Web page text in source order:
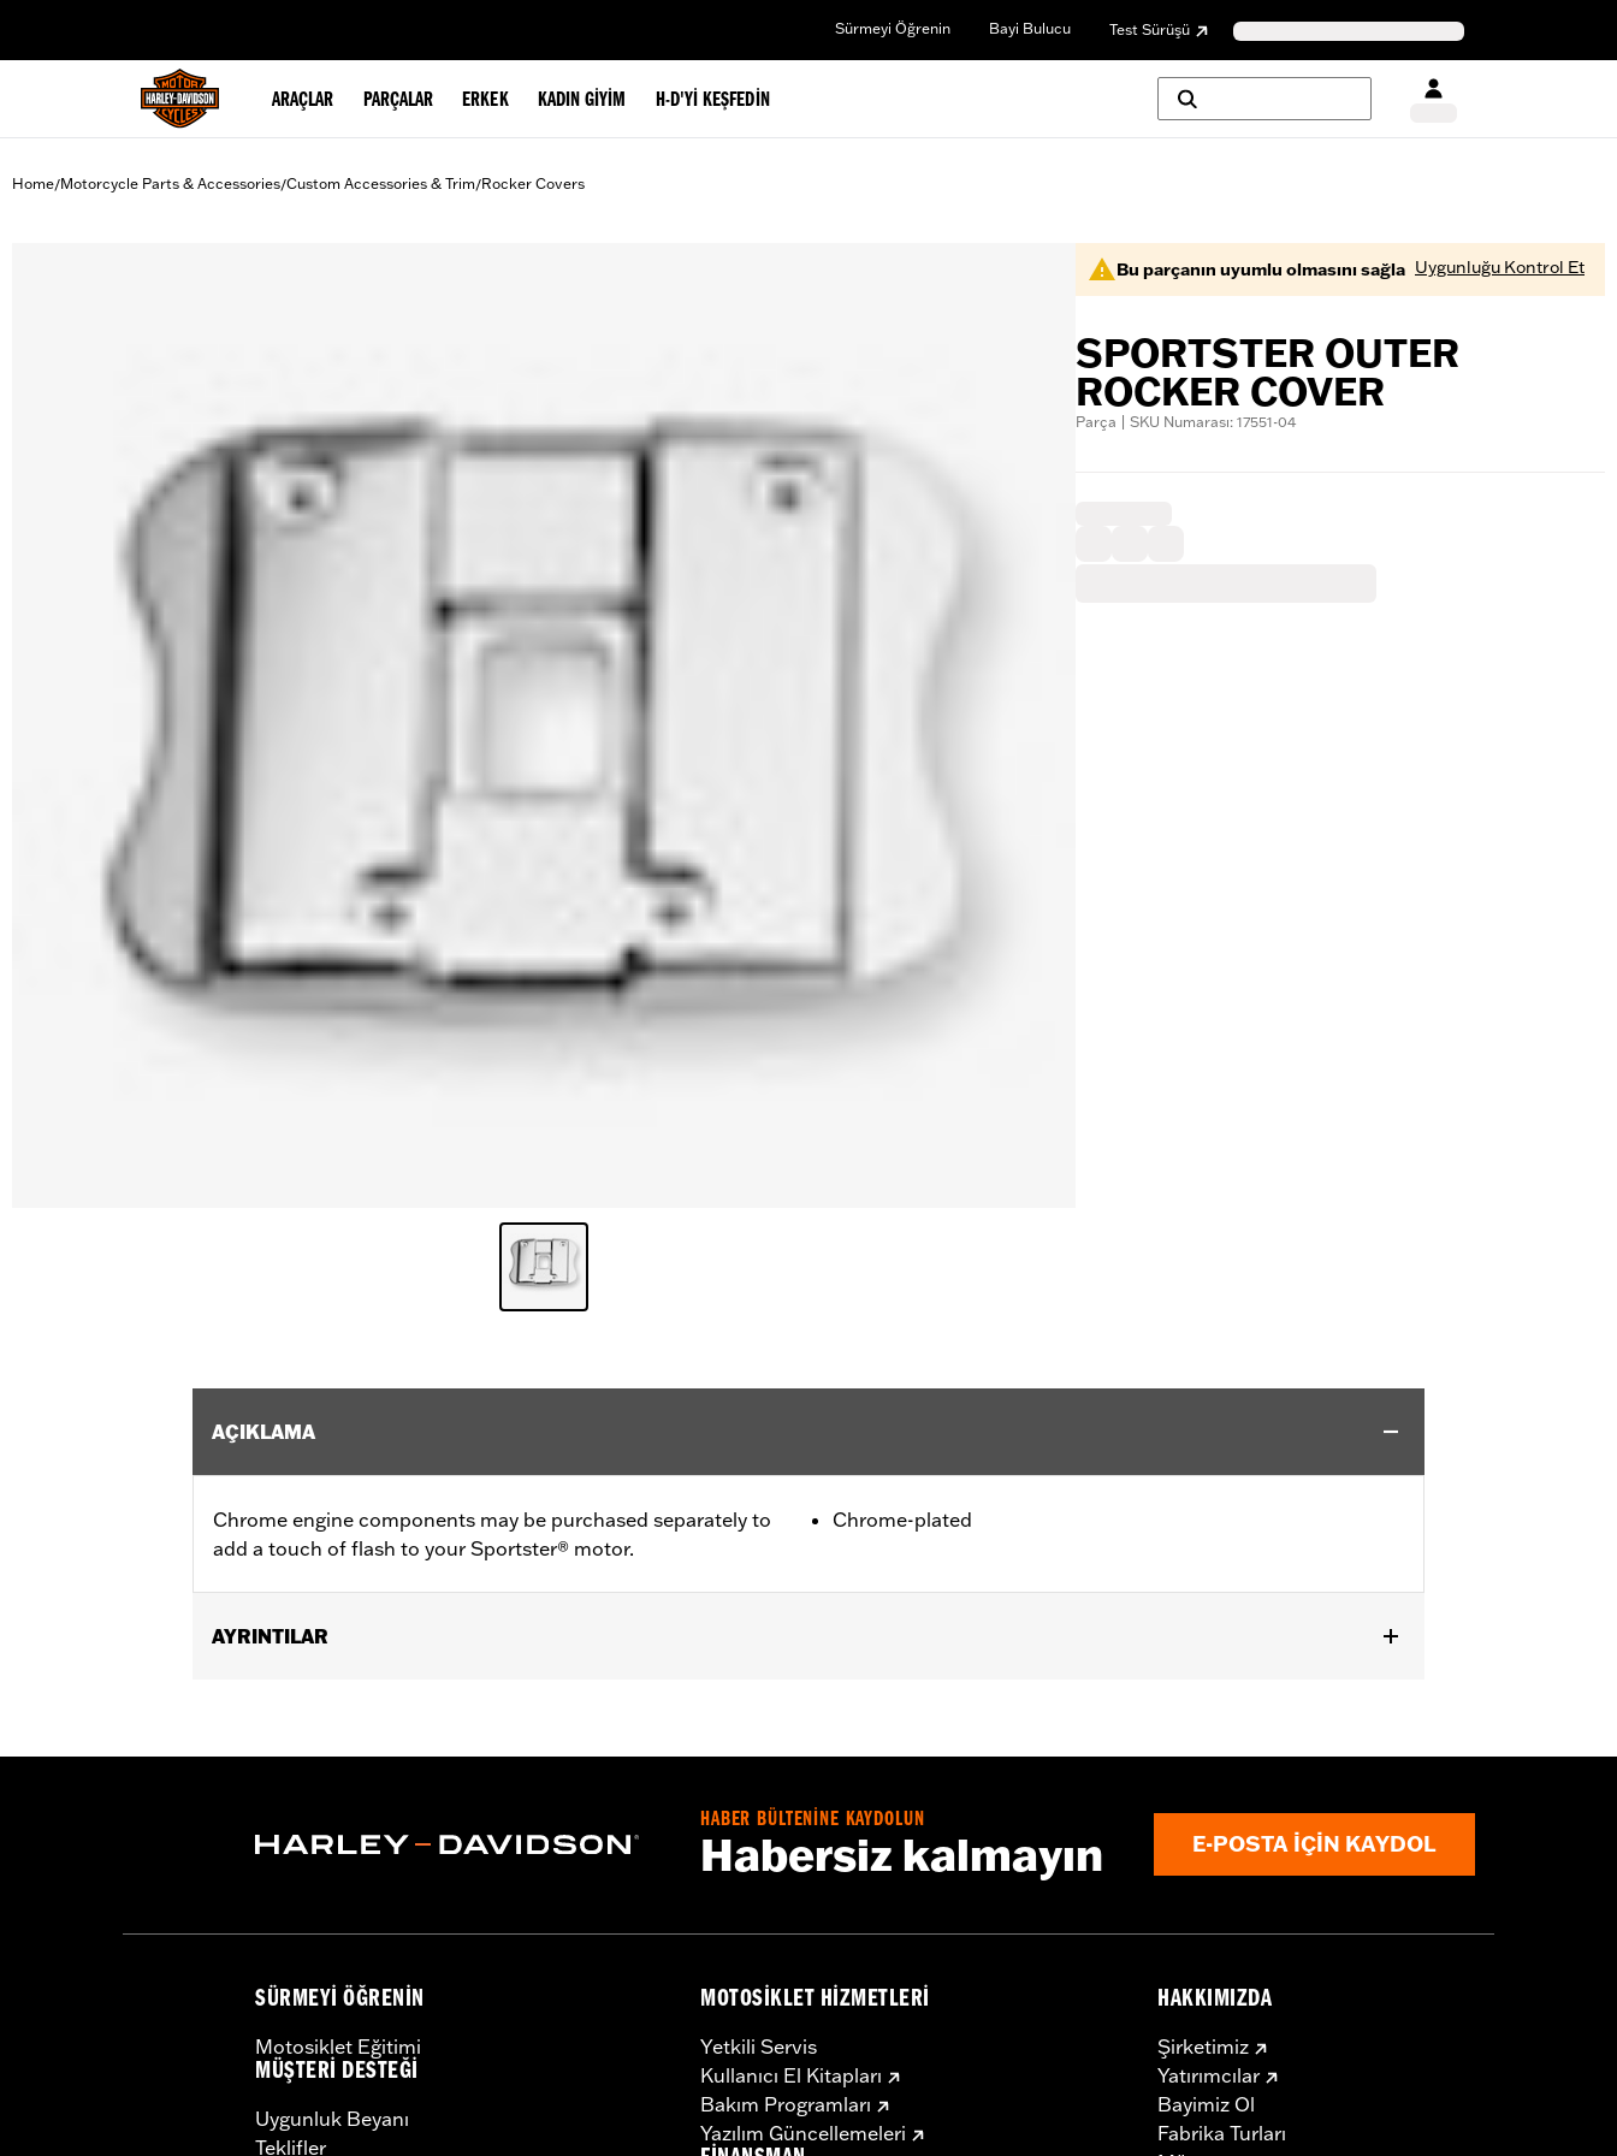
Sürmeyi Öğrenin Bayi Bulucu Test Sürüşü
ARAÇLAR PARÇALAR ERKEK KADIN GIYIM H-D'YI KEŞFEDIN
Home/Motorcycle Parts & Accessories/Custom Accessories & Trim/Rocker Covers
Bu parçanın uyumlu olmasını sağla Uygunluğu Kontrol Et
SPORTSTER OUTER
ROCKER COVER
Parça | SKU Numarası: 17551-04
AÇIKLAMA
Chrome engine components may be purchased separately to
add a touch of flash to your Sportster® motor.
Chrome-plated
AYRINTILAR
In the Box:Outer rocker cover only
Removing and installing engine covers may require purchase of new gaskets. See dealer for information.
HABER BÜLTENİNE KAYDOLUN
Habersiz kalmayın E-POSTA IÇIN KAYDOL
SÜRMEYI ÖĞRENIN
Motosiklet Eğitimi
MÜŞTERI DESTEĞI
Uygunluk Beyanı
Teklifler
MOTOSIKLET HIZMETLERI
Yetkili Servis
Kullanıcı El Kitapları
Bakım Programları
Yazılım Güncellemeleri
HAKKIMIZDA
Şirketimiz
Yatırımcılar
Bayimiz Ol
Fabrika Turları